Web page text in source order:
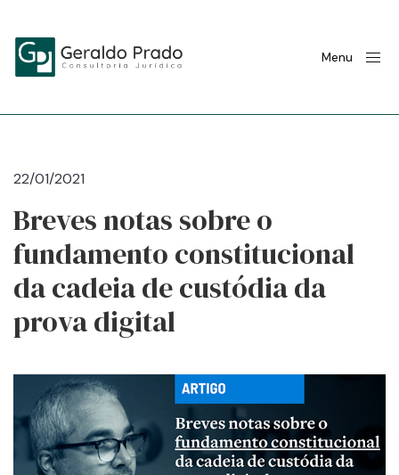
Menu
22/01/2021
Breves notas sobre o
fundamento constitucional
da cadeia de custódia da
prova digital